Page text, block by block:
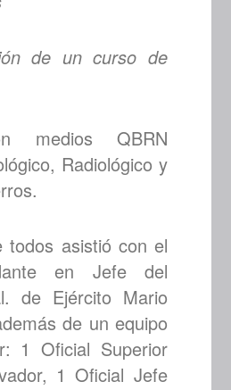
de un curso de
medios QBRN
Radiológico y
todos asistió con el
en Jefe del
de Ejército Mario
de un equipo
1 Oficial Superior
1 Oficial Jefe